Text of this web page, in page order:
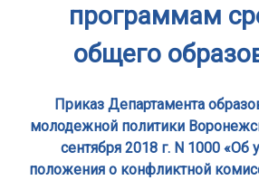
программам
общего
Приказ Департамента
молодежной политики
сентября 2018 г. N 1000 «Об
положения о конфликтной